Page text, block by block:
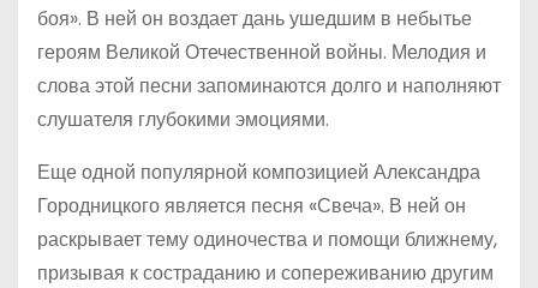
боя». В ней он воздает дань ушедшим в небытье
героям Великой Отечественной войны. Мелодия и
слова этой песни запоминаются долго и наполняют
слушателя глубокими эмоциями.
Еще одной популярной композицией Александра
Городницкого является песня «Свеча». В ней он
раскрывает тему одиночества и помощи ближнему,
призывая к состраданию и сопереживанию другим